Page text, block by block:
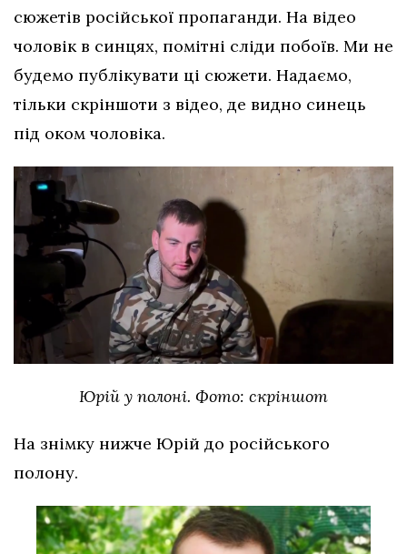
сюжетів російської пропаганди. На відео
чоловік в синцях, помітні сліди побоїв. Ми не
будемо публікувати ці сюжети. Надаємо,
тільки скріншоти з відео, де видно синець
під оком чоловіка.
Юрій у полоні. Фото: скріншот
На знімку нижче Юрій до російського
полону.